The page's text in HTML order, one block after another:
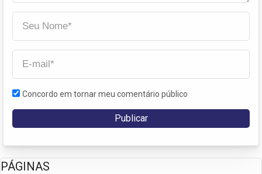
Concordo em tornar meu comentário público
PÁGINAS